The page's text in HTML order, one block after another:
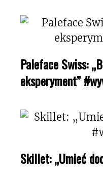
Paleface Swiss:
eksperyment”
Skillet: „Umieć